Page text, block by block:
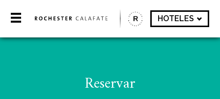
HOTELES
Reservar